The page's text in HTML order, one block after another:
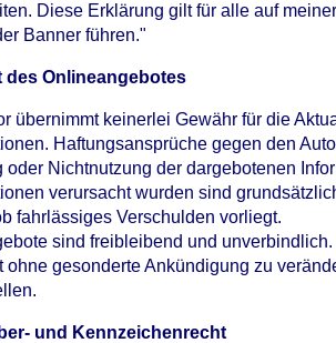
Diese Erklärung gilt für alle auf
Banner führen."
des Onlineangebotes
übernimmt keinerlei Gewähr für die
Haftungsansprüche gegen den
oder Nichtnutzung der dargebotenen
verursacht wurden sind
fahrlässiges Verschulden vorliegt.
sind freibleibend und
ohne gesonderte Ankündigung zu
und Kennzeichenrecht